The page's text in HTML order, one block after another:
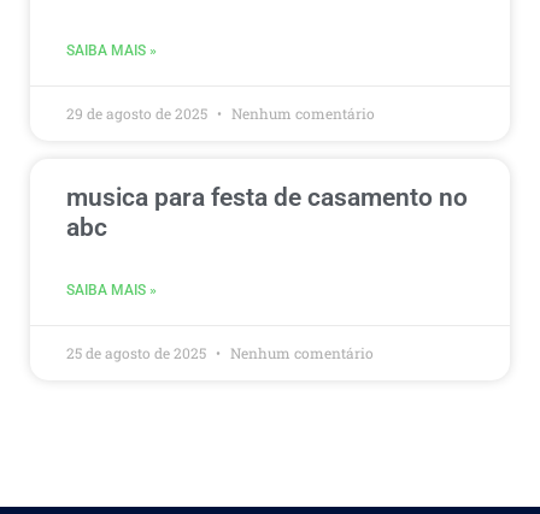
SAIBA MAIS »
29 de agosto de 2025 Nenhum comentário
musica para festa de casamento no
abc
SAIBA MAIS »
25 de agosto de 2025 Nenhum comentário